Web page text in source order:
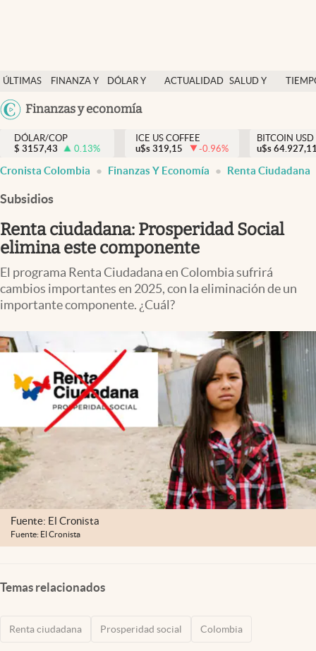
ÚLTIMAS
NOTICIAS
FINANZA Y
DÓLAR Y
ACTUALIDAD SALUD Y
México
USA
Finanzas y economía
Salud y nutrición
Vida espiritual
Actualidad
Colombia
DÓLAR/COP
$ 3157,43 0.13%
ICE US COFFEE
u$s 319,15 -0.96%
BITCOIN USD
u$s
Cronista Colombia Finanzas Y Economía Renta Ciudadana
Subsidios
Renta ciudadana: Prosperidad Social
elimina este componente
El programa Renta Ciudadana en Colombia sufrirá
cambios importantes en 2025, con la eliminación de un
importante componente. ¿Cuál?
Fuente: El Cronista
Fuente: El Cronista
Temas relacionados
Renta ciudadana Prosperidad social Colombia